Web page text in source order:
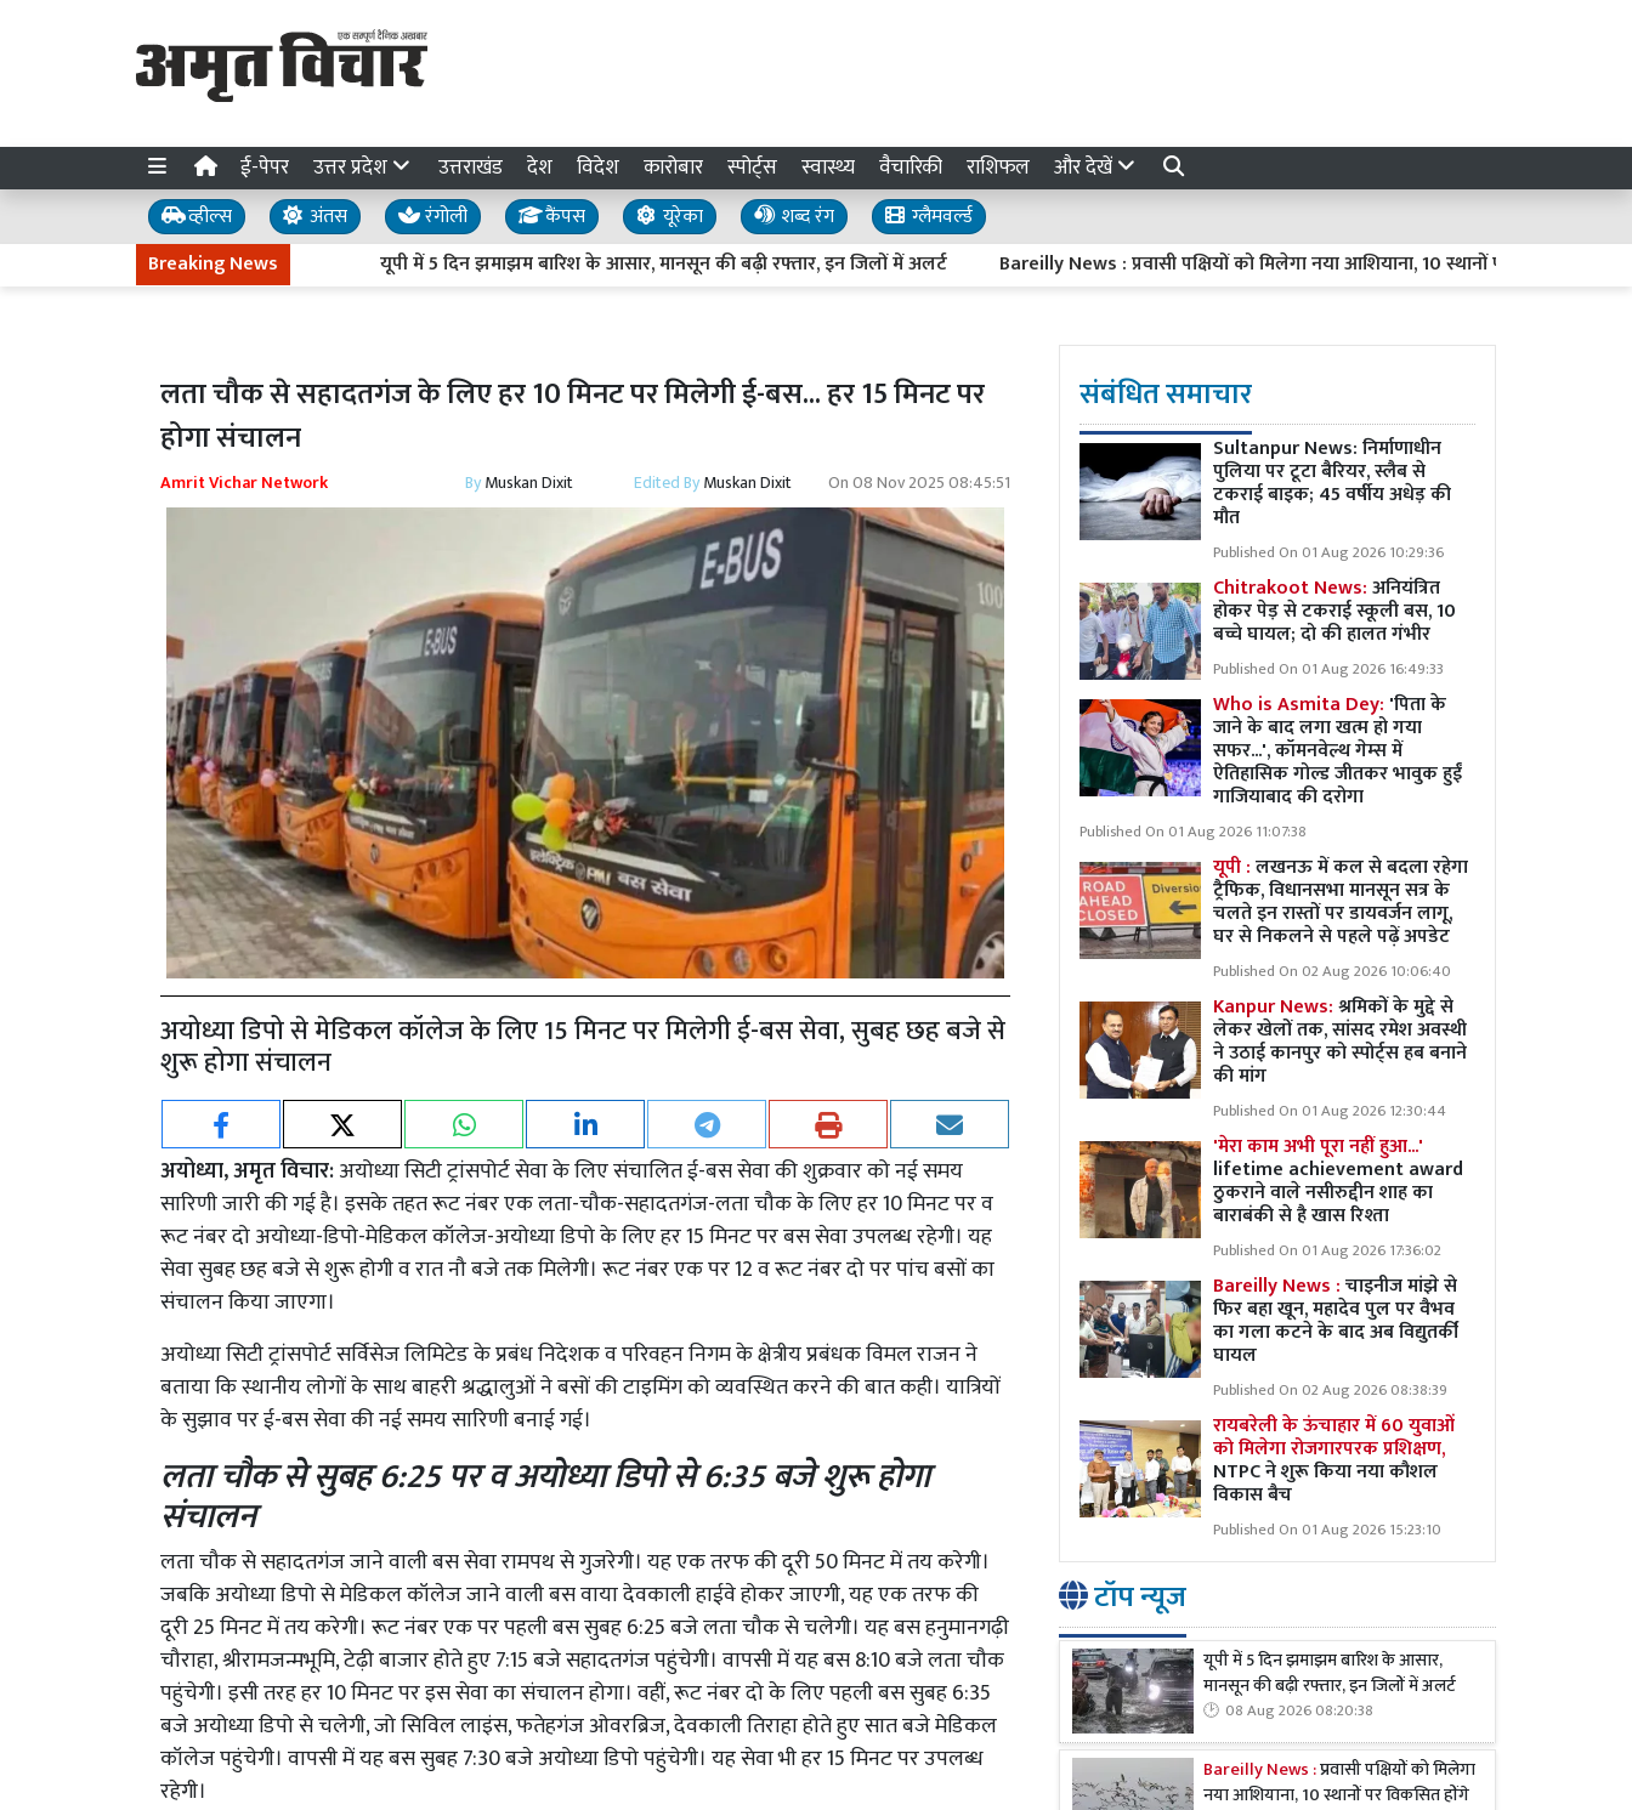
ई-पेपर उत्तर प्रदेश उत्तराखंड देश विदेश कारोबार स्पोर्ट्स स्वास्थ्य वैचारिकी राशिफल और देखें
व्हील्स अंतस रंगोली कैंपस यूरेका शब्द रंग
ग्लैमवर्ल्ड
Breaking News
यूपी में 5 दिन झमाझम बारिश के आसार, मानसून की बढ़ी रफ्तार, इन जिलों में अलर्ट Bareilly News : प्रवासी पक्षियों को मिलेगा नया आशियाना, 10 स्थानों पर विकसित होंगे
लता चौक से सहादतगंज के लिए हर 10 मिनट पर मिलेगी ई-बस... हर 15 मिनट पर
होगा संचालन
Amrit Vichar Network ByMuskan Dixit Edited ByMuskan Dixit On08 Nov 2025 08:45:51
अयोध्या डिपो से मेडिकल कॉलेज के लिए 15 मिनट पर मिलेगी ई-बस सेवा, सुबह छह बजे से
शुरू होगा संचालन
अयोध्या, अमृत विचार:अयोध्या सिटी ट्रांसपोर्ट सेवा के लिए संचालित ई-बस सेवा की शुक्रवार को नई समय
सारिणी जारी की गई है। इसके तहत रूट नंबर एक लता-चौक-सहादतगंज-लता चौक के लिए हर 10 मिनट पर व
रूट नंबर दो अयोध्या-डिपो-मेडिकल कॉलेज-अयोध्या डिपो के लिए हर 15 मिनट पर बस सेवा उपलब्ध रहेगी। यह
सेवा सुबह छह बजे से शुरू होगी व रात नौ बजे तक मिलेगी। रूट नंबर एक पर 12 व रूट नंबर दो पर पांच बसों का
संचालन किया जाएगा।
अयोध्या सिटी ट्रांसपोर्ट सर्विसेज लिमिटेड के प्रबंध निदेशक व परिवहन निगम के क्षेत्रीय प्रबंधक विमल राजन ने
बताया कि स्थानीय लोगों के साथ बाहरी श्रद्धालुओं ने बसों की टाइमिंग को व्यवस्थित करने की बात कही। यात्रियों
के सुझाव पर ई-बस सेवा की नई समय सारिणी बनाई गई।
लता चौक से सुबह 6:25 पर व अयोध्या डिपो से 6:35 बजे शुरू होगा
संचालन
लता चौक से सहादतगंज जाने वाली बस सेवा रामपथ से गुजरेगी। यह एक तरफ की दूरी 50 मिनट में तय करेगी।
जबकि अयोध्या डिपो से मेडिकल कॉलेज जाने वाली बस वाया देवकाली हाईवे होकर जाएगी, यह एक तरफ की
दूरी 25 मिनट में तय करेगी। रूट नंबर एक पर पहली बस सुबह 6:25 बजे लता चौक से चलेगी। यह बस हनुमानगढ़ी
चौराहा, श्रीरामजन्मभूमि, टेढ़ी बाजार होते हुए 7:15 बजे सहादतगंज पहुंचेगी। वापसी में यह बस 8:10 बजे लता चौक
पहुंचेगी। इसी तरह हर 10 मिनट पर इस सेवा का संचालन होगा। वहीं, रूट नंबर दो के लिए पहली बस सुबह 6:35
बजे अयोध्या डिपो से चलेगी, जो सिविल लाइंस, फतेहगंज ओवरब्रिज, देवकाली तिराहा होते हुए सात बजे मेडिकल
कॉलेज पहुंचेगी। वापसी में यह बस सुबह 7:30 बजे अयोध्या डिपो पहुंचेगी। यह सेवा भी हर 15 मिनट पर उपलब्ध
रहेगी।
संबंधित समाचार
Sultanpur News: निर्माणाधीन
पुलिया पर टूटा बैरियर, स्लैब से
टकराई बाइक; 45 वर्षीय अधेड़ की
मौत
Published On 01 Aug 2026 10:29:36
Chitrakoot News:अनियंत्रित
होकर पेड़ से टकराई स्कूली बस, 10
बच्चे घायल; दो की हालत गंभीर
Published On 01 Aug 2026 16:49:33
Who is Asmita Dey: 'पिता के
जाने के बाद लगा खत्म हो गया
सफर...', कॉमनवेल्थ गेम्स में
ऐतिहासिक गोल्ड जीतकर भावुक हुईं
गाजियाबाद की दरोगा
Published On 01 Aug 2026 11:07:38
यूपी :लखनऊ में कल से बदला रहेगा
ट्रैफिक, विधानसभा मानसून सत्र के
चलते इन रास्तों पर डायवर्जन लागू,
घर से निकलने से पहले पढ़ें अपडेट
Published On 02 Aug 2026 10:06:40
Kanpur News:श्रमिकों के मुद्दे से
लेकर खेलों तक, सांसद रमेश अवस्थी
ने उठाई कानपुर को स्पोर्ट्स हब बनाने
की मांग
Published On 01 Aug 2026 12:30:44
'मेरा काम अभी पूरा नहीं हुआ...'
lifetime achievement award
ठुकराने वाले नसीरुद्दीन शाह का
बाराबंकी से है खास रिश्ता
Published On 01 Aug 2026 17:36:02
Bareilly News :चाइनीज मांझे से
फिर बहा खून, महादेव पुल पर वैभव
का गला कटने के बाद अब विद्युतर्की
घायल
Published On 02 Aug 2026 08:38:39
रायबरेली के ऊंचाहार में 60 युवाओं
को मिलेगा रोजगारपरक प्रशिक्षण,
NTPC ने शुरू किया नया कौशल
विकास बैच
Published On 01 Aug 2026 15:23:10
टॉप न्यूज
यूपी में 5 दिन झमाझम बारिश के आसार,
मानसून की बढ़ी रफ्तार, इन जिलों में अलर्ट
08 Aug 2026 08:20:38
Bareilly News :प्रवासी पक्षियों को मिलेगा
नया आशियाना, 10 स्थानों पर विकसित होंगे